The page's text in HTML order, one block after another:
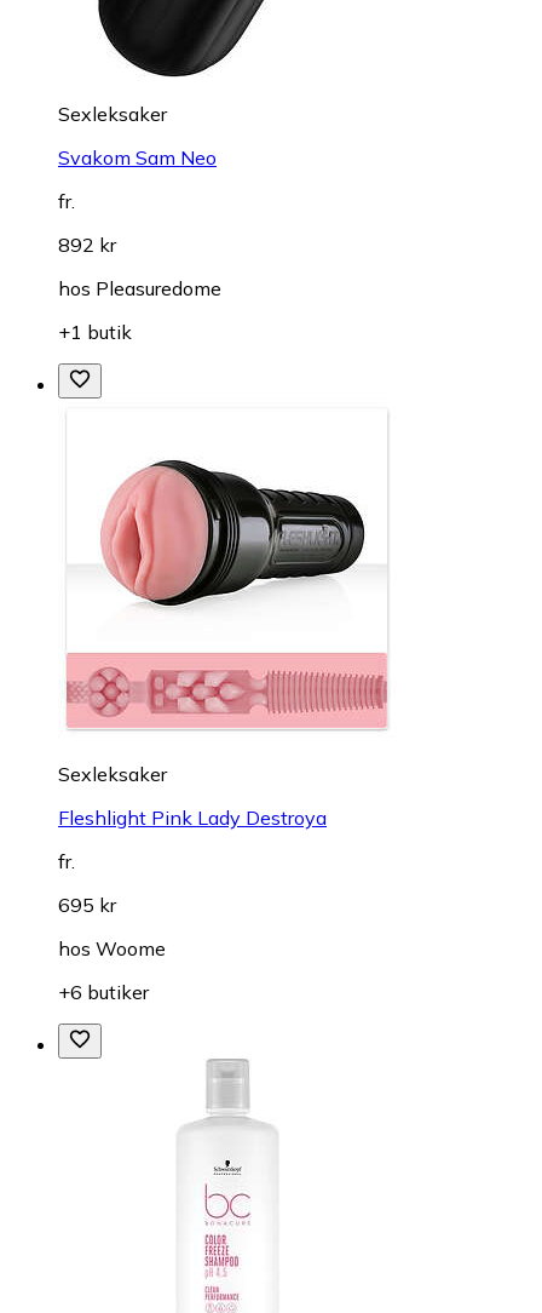
Sexleksaker
Svakom Sam Neo
fr.
892 kr
hos Pleasuredome
+1 butik
Sexleksaker
Fleshlight Pink Lady Destroya
fr.
695 kr
hos Woome
+6 butiker